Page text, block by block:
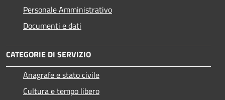
Personale Amministrativo
Documenti e dati
CATEGORIE DI SERVIZIO
Anagrafe e stato civile
Cultura e tempo libero